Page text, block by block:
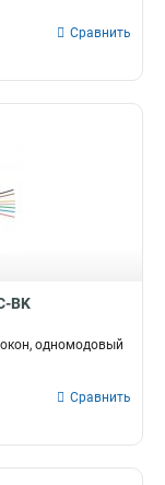
Сравнить
BK
одномодовый
Сравнить